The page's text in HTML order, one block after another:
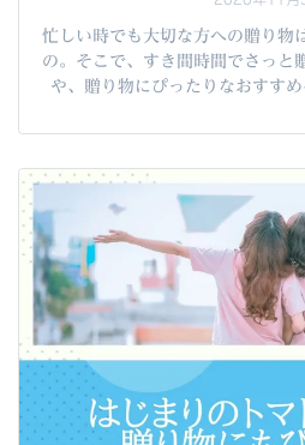
忙しい時でも大切な方への贈り物
の。そこで、すき間時間でさっと
や、贈り物にぴったりなおすすめ